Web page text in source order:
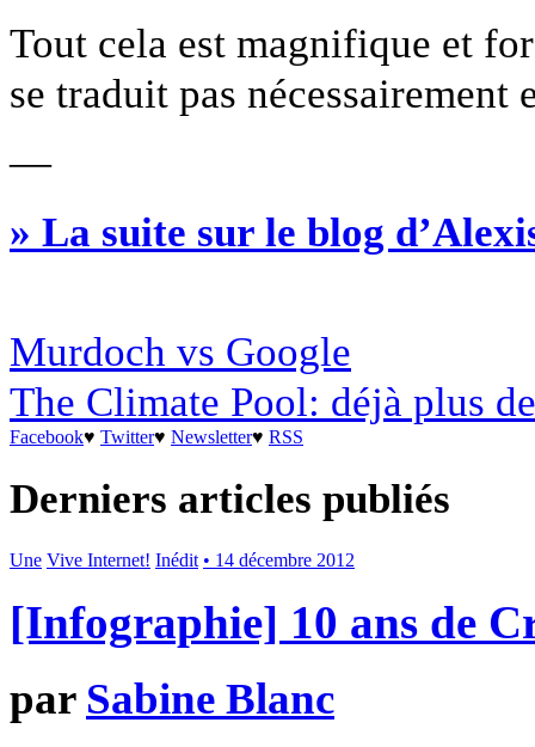
Tout cela est magnifique et
se traduit pas
—
» La suite sur le blog
Murdoch vs Google
The Climate Pool: déjà plus
Facebook♥ Twitter♥ Newsletter♥ RSS
Derniers articles publiés
Une Vive Internet! Inédit • 14 décembre 2012
[Infographie] 10 ans de
par Sabine Blanc